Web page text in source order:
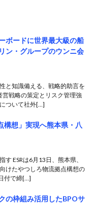
ボードに世界最大級の船
ン・グループのウンニ会
と知識備える、戦略的助言を
戦略の策定とリスク管理強
ついて社外[…]
構想」実現へ熊本県・⼋
す ESRは6月13日、熊本県、
けたやつしろ物流拠点構想の
付で締[…]
の枠組み活用したBPOサ